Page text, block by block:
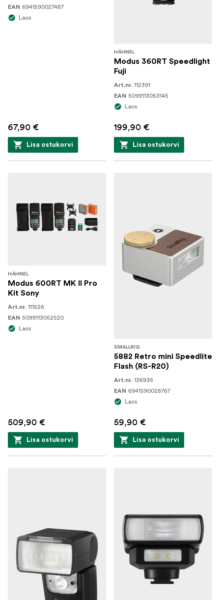
EAN 6941590027487
Laos
67,90 €
Lisa ostukorvi
HÄHNEL
Modus 360RT Speedlight
Fuji
Art.nr. 112391
EAN 5099113053145
Laos
199,90 €
Lisa ostukorvi
HÄHNEL
Modus 600RT MK II Pro
Kit Sony
Art.nr. 111526
EAN 5099113052520
Laos
509,90 €
Lisa ostukorvi
SMALLRIG
5882 Retro mini Speedlite
Flash (RS-R20)
Art.nr. 136935
EAN 6941590028767
Laos
59,90 €
Lisa ostukorvi